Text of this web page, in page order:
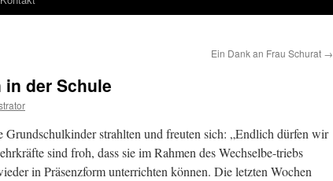
Ein Dank an Frau Schurat →
der Schule
strahlten und freuten sich: „Endlich dürfen wir
sind froh, dass sie im Rahmen des Wechselbe-triebs
in Präsenzform unterrichten können. Die letzten Wochen